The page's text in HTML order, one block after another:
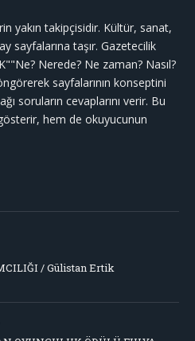
yakın takipçisidir. Kültür, sanat,
sayfalarına taşır. Gazetecilik
Nerede? Ne zaman? Nasıl?
sayfalarının konseptini
soruların cevaplarını verir. Bu
hem de okuyucunun
/ Gülistan Ertik